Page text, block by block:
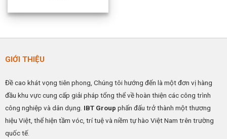
GIỚI THIỆU
Đề cao khát vọng tiên phong, Chúng tôi hướng đến là một đơn vị hàng
đầu khu vực cung cấp giải pháp tổng thể về hoàn thiện các công trình
công nghiệp và dân dụng. IBT Group phấn đấu trở thành một thương
hiệu Việt, thể hiện tầm vóc, trí tuệ và niềm tự hào Việt Nam trên trường
quốc tế.